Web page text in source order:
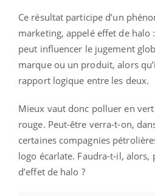
Ce résultat participe d’un
marketing, appelé effet de
peut influencer le jugement
marque ou un produit, alors
rapport logique entre les deux.
Mieux vaut donc polluer en vert
rouge. Peut-être verra-t-on,
certaines compagnies
logo écarlate. Faudra-t-il, alors,
d’effet de halo ?